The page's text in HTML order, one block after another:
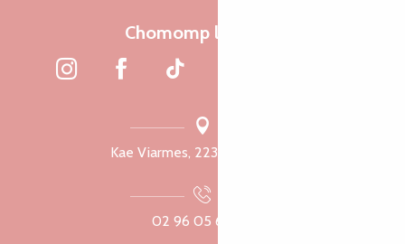
Chomomp liammet
Kae Viarmes, 22300 Lannuon
02 96 05 60 70